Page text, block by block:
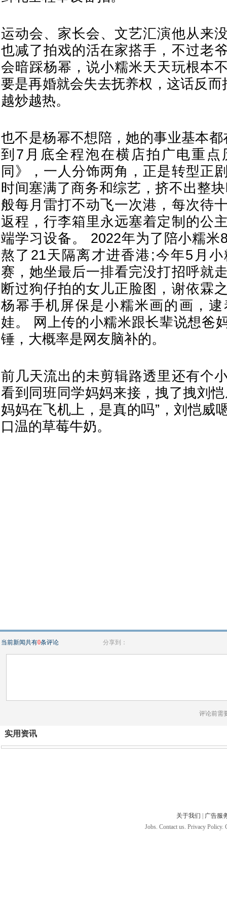
运动会、家长会、文艺汇演他从来
也减了拍戏的活在家搭手，不过老
会暗踩杨幂，说小糯米天天玩根本
要是再婚就会失去抚养权，这话反而
越炒越热。
也不是杨幂不想陪，她的事业基本
到7月底全程泡在横店拍广电重点
同》，一人分饰两角，正是转型正
时间塞满了商务和综艺，挤不出整
般每月雷打不动飞一次港，每次待
返程，行李箱里永远塞着定制的公
端学习设备。 2022年为了陪小糯米
熬了21天隔离才进香港;今年5月
赛，她坐最后一排看完没打招呼就
断过狗仔拍的女儿正脸图，谢依霖
杨幂手机屏保是小糯米画的画，
娃。 网上传的小糯米跟长辈说想爸
锤，大概率是网友脑补的。
前几天流出的未剪辑路透里还有个
看到同班同学妈妈来接，拽了拽刘
妈妈在飞机上，是真的吗”，刘恺威
口温的草莓牛奶。
当前新闻共有0条评论 分享到：
评论前需
实用资讯
关于我们
广告服
Jobs. Contact us. Privacy